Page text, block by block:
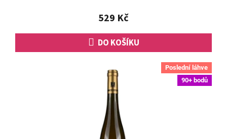
529 Kč
DO KOŠÍKU
Poslední láhve
90+ bodů